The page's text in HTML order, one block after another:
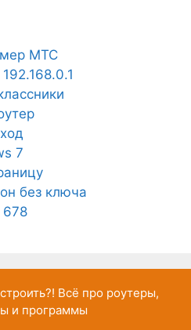
МТС
7
без ключа
678
Всё про роутеры,
и программы